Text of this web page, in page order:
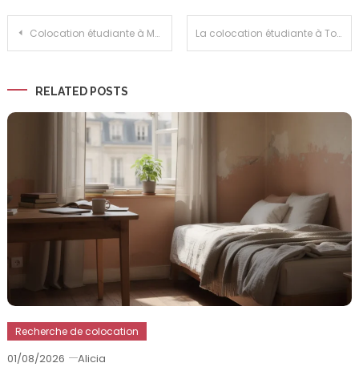
Navigation
l’article
Colocation étudiante à Madrid : Trouver le logement idéal pour vos études en Espagne La colocation étudiante à Toronto : la solution pour une vie universitaire épanouissante
RELATED POSTS
Recherche de colocation
01/08/2026 Alicia